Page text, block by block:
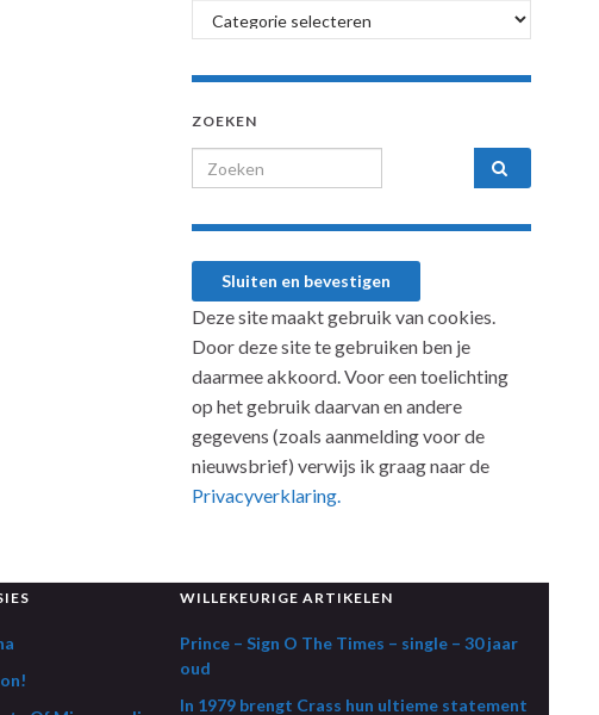
Categorieën
ZOEKEN
Search for:
Deze site maakt gebruik van cookies.
Door deze site te gebruiken ben je
daarmee akkoord. Voor een toelichting
op het gebruik daarvan en andere
gegevens (zoals aanmelding voor de
nieuwsbrief) verwijs ik graag naar de
Privacyverklaring.
WILLEKEURIGE ARTIKELEN
Prince – Sign O The Times – single – 30 jaar
oud
In 1979 brengt Crass hun ultieme statement